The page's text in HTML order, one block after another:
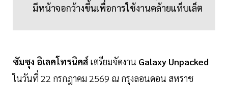
มีหน้าจอกว้างขึ้นเพื่อการใช้งานคล้ายแท็บเล็ต
ซัมซุง อิเลคโทรนิคส์ เตรียมจัดงาน Galaxy Unpacked
ในวันที่ 22 กรกฎาคม 2569 ณ กรุงลอนดอน สหราช